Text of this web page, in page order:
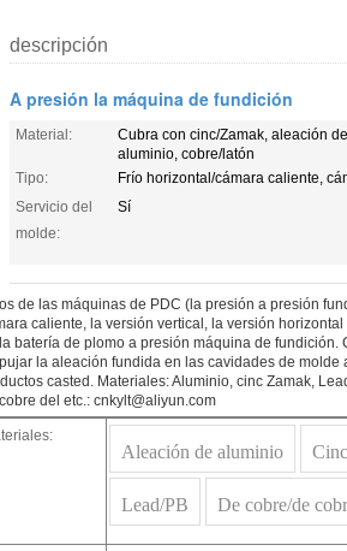
descripción
A presión la máquina de fundición
Material:
Cubra con cinc/Zamak, aleación
aluminio, cobre/latón
Tipo:
Frío horizontal/cámara caliente,
Servicio del
molde:
Sí
de las máquinas de PDC (la presión a presión
caliente, la versión vertical, la versión
batería de plomo a presión máquina de fundición.
la aleación fundida en las cavidades de molde
casted. Materiales: Aluminio, cinc Zamak,
del etc.: cnkylt@aliyun.com
Aleación de aluminio
Lead/PB De cobre/de